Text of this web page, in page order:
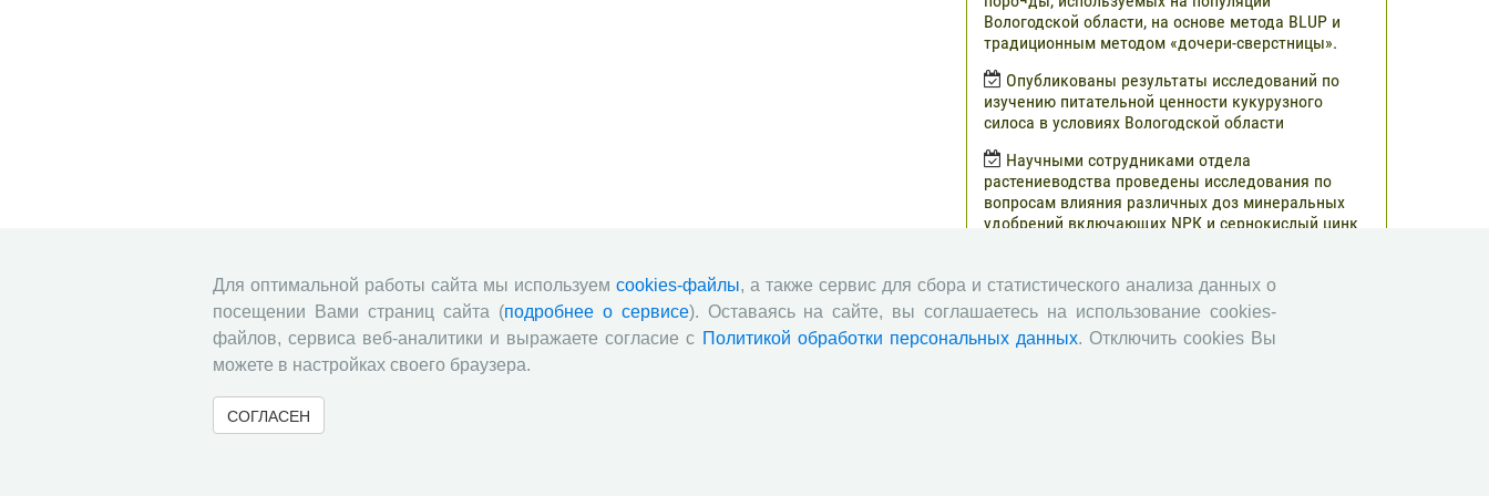
Вологодской области, на основе метода BLUP и
традиционным методом «дочери-сверстницы».
Опубликованы результаты исследований по
изучению питательной ценности кукурузного
силоса в условиях Вологодской области
Научными сотрудниками отдела
растениеводства проведены исследования по
вопросам влияния различных доз минеральных
удобрений включающих NРК и сернокислый цинк
В журнале «Молочнохозяйственный вестник»
опубликованы результаты сравнительной оценки
зерносенажа в Вологодской области
Для оптимальной работы сайта мы используем cookies-файлы, а также сервис для сбора и статистического анализа данных о
посещении Вами страниц сайта (подробнее о сервисе). Оставаясь на сайте, вы соглашаетесь на использование cookies-
файлов, сервиса веб-аналитики и выражаете согласие с Политикой обработки персональных данных. Отключить cookies Вы
можете в настройках своего браузера.
СОГЛАСЕН